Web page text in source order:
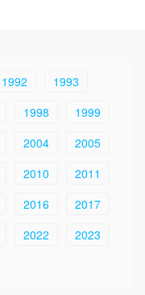
1992
1993
1998
1999
2004
2005
2010
2011
2016
2017
2022
2023